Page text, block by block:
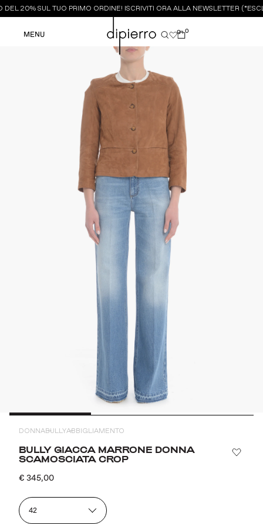
DEL 20% SUL TUO PRIMO ORDINE! ISCRIVITI ORA ALLA NEWSLETTER
MENU 0 0
DONNABULLYABBIGLIAMENTO
BULLY GIACCA MARRONE DONNA
SCAMOSCIATA CROP
€ 345,00
42